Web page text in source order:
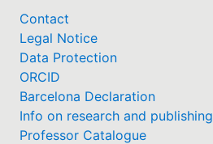
Contact
Legal Notice
Data Protection
ORCID
Barcelona Declaration
Info on research and publishing
Professor Catalogue